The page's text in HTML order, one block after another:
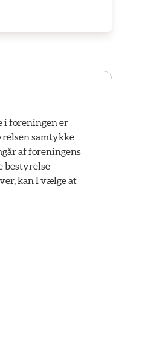
i foreningen er
samtykke
af foreningens
bestyrelse
kan I vælge at